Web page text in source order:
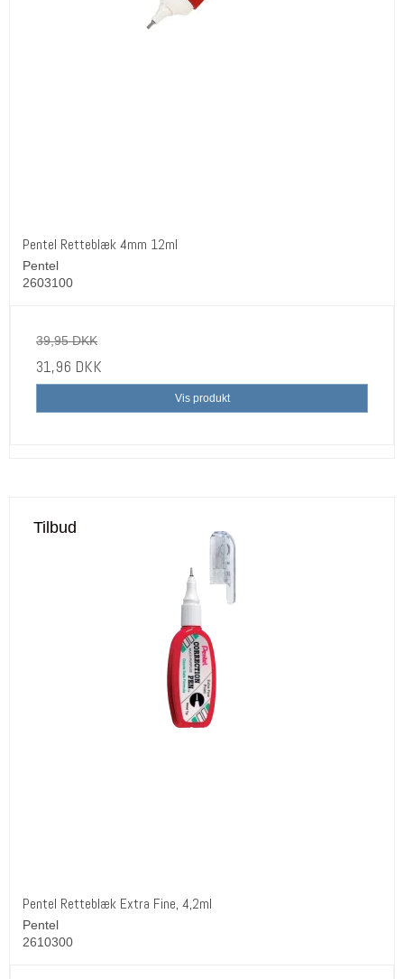
Pentel Retteblæk 4mm 12ml
Pentel
2603100
39,95 DKK
31,96 DKK
Vis produkt
Tilbud
Pentel Retteblæk Extra Fine, 4,2ml
Pentel
2610300